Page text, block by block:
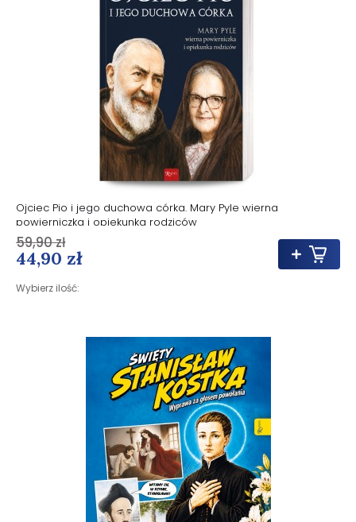
Ojciec Pio i jego duchowa córka. Mary Pyle wierna
powierniczka i opiekunka rodziców
44,90 zł
Wybierz ilość:
59,90 zł